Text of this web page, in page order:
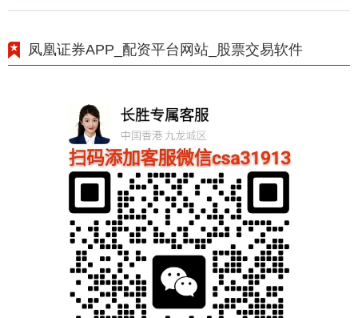
凤凰证券APP_配资平台网站_股票交易软件